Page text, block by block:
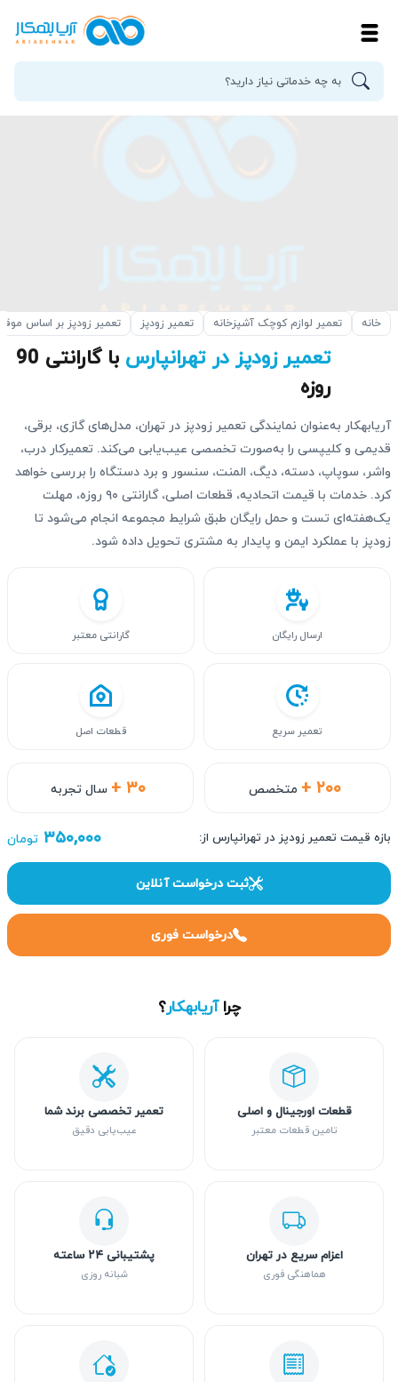
خانه تعمیر لوازم کوچک آشپزخانه تعمیر زودپز تعمیر زودپز بر اساس
تعمیر زودپز در تهرانپارس
با گارانتی 90
روزه
آریابهکار به‌عنوان نمایندگی تعمیر زودپز در تهران، مدل‌های گازی، برقی،
قدیمی و کلیپسی را به‌صورت تخصصی عیب‌یابی می‌کند. تعمیرکار درب،
واشر، سوپاپ، دسته، دیگ، المنت، سنسور و برد دستگاه را بررسی خواهد
کرد. خدمات با قیمت اتحادیه، قطعات اصلی، گارانتی ۹۰ روزه، مهلت
یک‌هفته‌ای تست و حمل رایگان طبق شرایط مجموعه انجام می‌شود تا
زودپز با عملکرد ایمن و پایدار به مشتری تحویل داده شود.
+ ۲۰۰ متخصص + ۳۰ سال تجربه
ارسال رایگان گارانتی معتبر
تعمیر سریع قطعات اصل
بازه قیمت تعمیر زودپز در تهرانپارس از: ۳۵۰,۰۰۰ تومان
ثبت درخواست آنلاین
درخواست فوری
چراآریابهکار؟
قطعات اورجینال و اصلی
تامین قطعات معتبر
تعمیر تخصصی برند شما
عیب‌یابی دقیق
اعزام سریع در تهران
هماهنگی فوری
پشتیبانی ۲۴ ساعته
شبانه روزی